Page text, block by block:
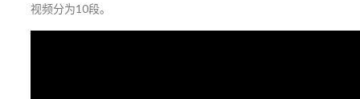
视频分为10段。